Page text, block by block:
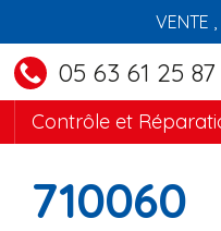
VENTE
05 63 61 25 87
Contrôle et
710060